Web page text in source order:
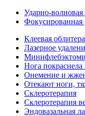
Ударно-волновая
Фокусированная
Клеевая
Лазерное
Нога
Онемение и
Отекают ноги,
Склеротерапия
Склеротерапия
Эндовазальная